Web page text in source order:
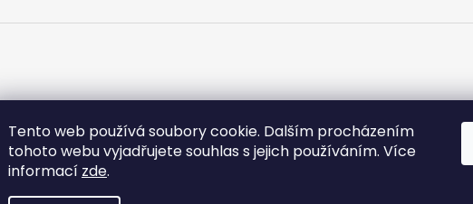
Tento web používá soubory cookie. Dalším procházením
tohoto webu vyjadřujete souhlas s jejich používáním. Více
informací zde.